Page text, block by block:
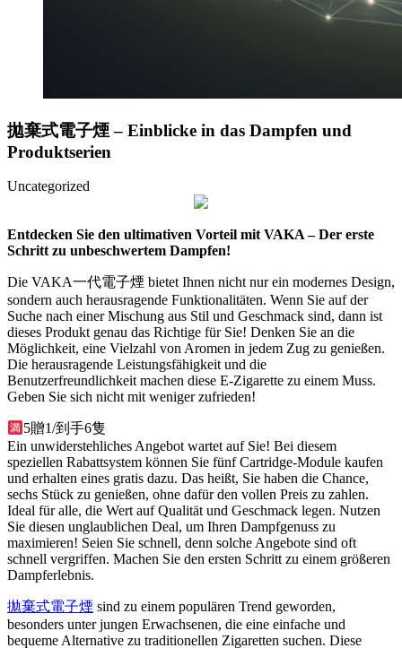
拋棄式電子煙 – Einblicke in das Dampfen und
Produktserien
Uncategorized
Entdecken Sie den ultimativen Vorteil mit VAKA – Der erste
Schritt zu unbeschwertem Dampfen!
Die VAKA一代電子煙 bietet Ihnen nicht nur ein modernes Design,
sondern auch herausragende Funktionalitäten. Wenn Sie auf der
Suche nach einer Mischung aus Stil und Geschmack sind, dann ist
dieses Produkt genau das Richtige für Sie! Denken Sie an die
Möglichkeit, eine Vielzahl von Aromen in jedem Zug zu genießen.
Die herausragende Leistungsfähigkeit und die
Benutzerfreundlichkeit machen diese E-Zigarette zu einem Muss.
Geben Sie sich nicht mit weniger zufrieden!
5贈1/到手6隻
Ein unwiderstehliches Angebot wartet auf Sie! Bei diesem
speziellen Rabattsystem können Sie fünf Cartridge-Module kaufen
und erhalten eines gratis dazu. Das heißt, Sie haben die Chance,
sechs Stück zu genießen, ohne dafür den vollen Preis zu zahlen.
Ideal für alle, die Wert auf Qualität und Geschmack legen. Nutzen
Sie diesen unglaublichen Deal, um Ihren Dampfgenuss zu
maximieren! Seien Sie schnell, denn solche Angebote sind oft
schnell vergriffen. Machen Sie den ersten Schritt zu einem größeren
Dampferlebnis.
拋棄式電子煙 sind zu einem populären Trend geworden,
besonders unter jungen Erwachsenen, die eine einfache und
bequeme Alternative zu traditionellen Zigaretten suchen. Diese